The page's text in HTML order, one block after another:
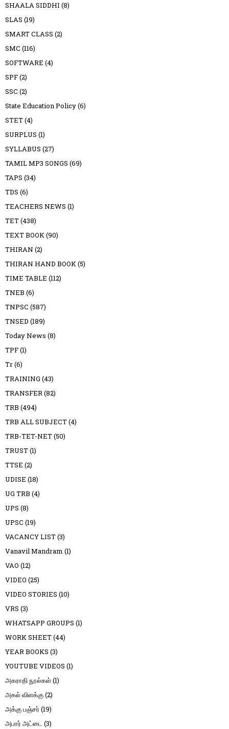
SHAALA SIDDHI (8)
SLAS (19)
SMART CLASS (2)
SMC (116)
SOFTWARE (4)
SPF(2)
SSC (2)
State Education Policy(6)
STET(4)
SURPLUS (1)
SYLLABUS (27)
TAMIL MP3 SONGS (69)
TAPS (34)
TDS (6)
TEACHERS NEWS (1)
TET(438)
TEXT BOOK(90)
THIRAN (2)
THIRAN HAND BOOK(5)
TIME TABLE (112)
TNEB (6)
TNPSC (587)
TNSED (189)
Today News (8)
TPF(1)
Tr(6)
TRAINING (43)
TRANSFER(82)
TRB (494)
TRB ALL SUBJECT(4)
TRB-TET-NET(50)
TRUST(1)
TTSE (2)
UDISE (18)
UG TRB (4)
UPS (8)
UPSC (19)
VACANCY LIST(3)
Vanavil Mandram (1)
VAO (12)
VIDEO (25)
VIDEO STORIES (10)
VRS (3)
WHATSAPP GROUPS (1)
WORK SHEET(44)
YEAR BOOKS (3)
YOUTUBE VIDEOS (1)
அகராதி நூல்கள்(1)
அகல் விளக்கு(2)
அக்கு பஞ்சர் (19)
அபார் அட்டை (3)